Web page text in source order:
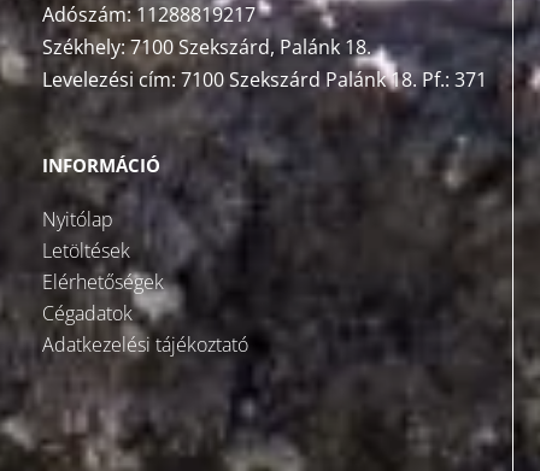
Adószám: 11288819217
Székhely: 7100 Szekszárd, Palánk 18.
Levelezési cím: 7100 Szekszárd Palánk 18. Pf.: 371
INFORMÁCIÓ
Nyitólap
Letöltések
Elérhetőségek
Cégadatok
Adatkezelési tájékoztató